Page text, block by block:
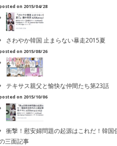
on 2015/04/28
さわやか韓国 止まらない暴走2015夏
on 2015/08/26
テキサス親父と愉快な仲間たち第23話
on 2015/10/06
衝撃！慰安婦問題の起源はこれだ！韓国
三面記事